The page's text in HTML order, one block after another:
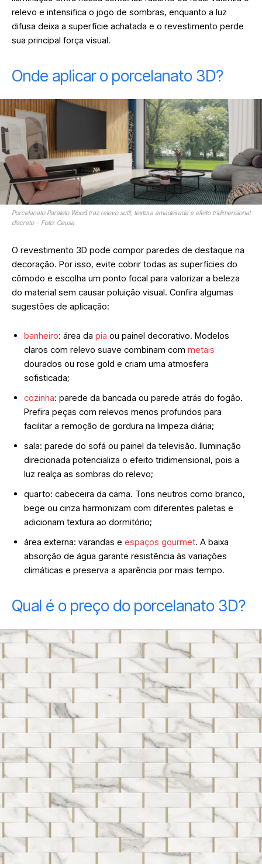
relevo e intensifica o jogo de sombras, enquanto a luz
difusa deixa a superfície achatada e o revestimento perde
sua principal força visual.
Onde aplicar o porcelanato 3D?
Porcelanato Paralelo Wood traz relevo sutil, textura amadeirada e efeito tridimensional
discreto – Foto: Ceusa
O revestimento 3D pode compor paredes de destaque na
decoração. Por isso, evite cobrir todas as superfícies do
cômodo e escolha um ponto focal para valorizar a beleza
do material sem causar poluição visual. Confira algumas
sugestões de aplicação:
banheiro: área da pia ou painel decorativo. Modelos
claros com relevo suave combinam com metais
dourados ou rose gold e criam uma atmosfera
sofisticada;
cozinha: parede da bancada ou parede atrás do fogão.
Prefira peças com relevos menos profundos para
facilitar a remoção de gordura na limpeza diária;
sala: parede do sofá ou painel da televisão. Iluminação
direcionada potencializa o efeito tridimensional, pois a
luz realça as sombras do relevo;
quarto: cabeceira da cama. Tons neutros como branco,
bege ou cinza harmonizam com diferentes paletas e
adicionam textura ao dormitório;
área externa: varandas e espaços gourmet. A baixa
absorção de água garante resistência às variações
climáticas e preserva a aparência por mais tempo.
Qual é o preço do porcelanato 3D?